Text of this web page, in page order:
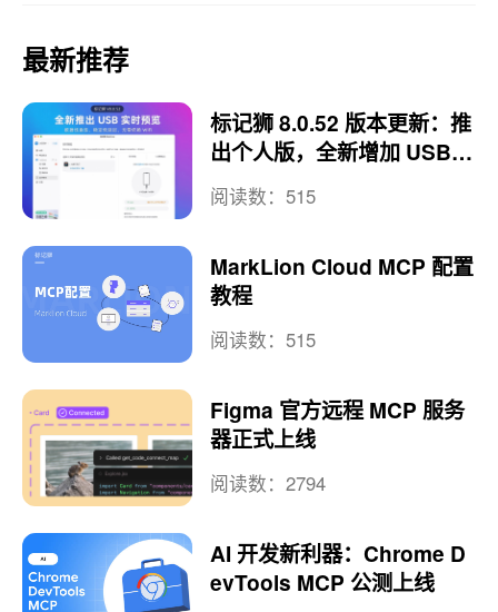
最新推荐
标记狮 8.0.52 版本更新：推
出个人版，全新增加 USB
实时预览
阅读数：515
MarkLion Cloud MCP 配置
教程
阅读数：515
Figma 官方远程 MCP 服务
器正式上线
阅读数：2794
AI 开发新利器：Chrome D
evTools MCP 公测上线